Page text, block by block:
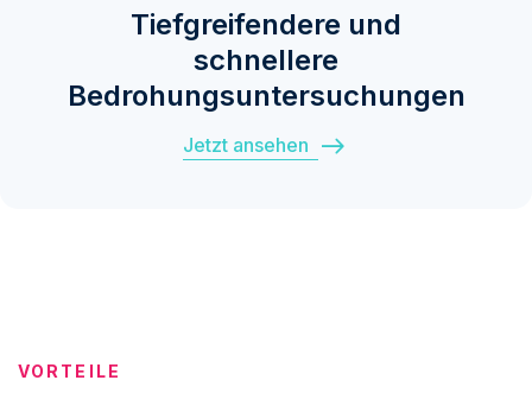
Tiefgreifendere und
schnellere
Bedrohungsuntersuchungen
Jetzt ansehen
VORTEILE